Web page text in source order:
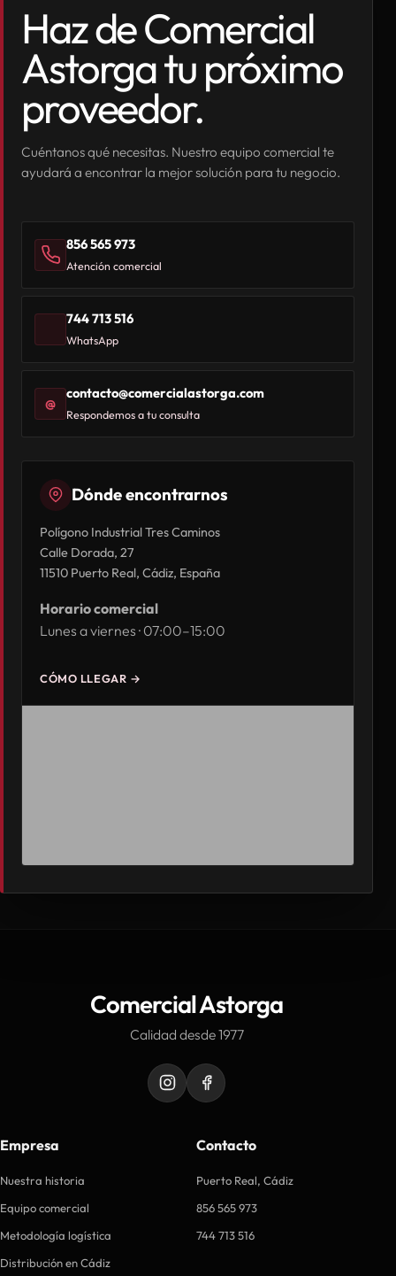
Haz de Comercial
Astorga tu próximo
proveedor.
Cuéntanos qué necesitas. Nuestro equipo comercial te
ayudará a encontrar la mejor solución para tu negocio.
856 565 973
Atención comercial
744 713 516
WhatsApp
@
contacto@comercialastorga.com
Respondemos a tu consulta
Dónde encontrarnos
Polígono Industrial Tres Caminos
Calle Dorada, 27
11510 Puerto Real, Cádiz, España
Horario comercial
Lunes a viernes · 07:00–15:00
CÓMO LLEGAR →
Comercial Astorga
Calidad desde 1977
Empresa
Nuestra historia
Equipo comercial
Metodología logística
Distribución en Cádiz
Contacto
Puerto Real, Cádiz
856 565 973
744 713 516